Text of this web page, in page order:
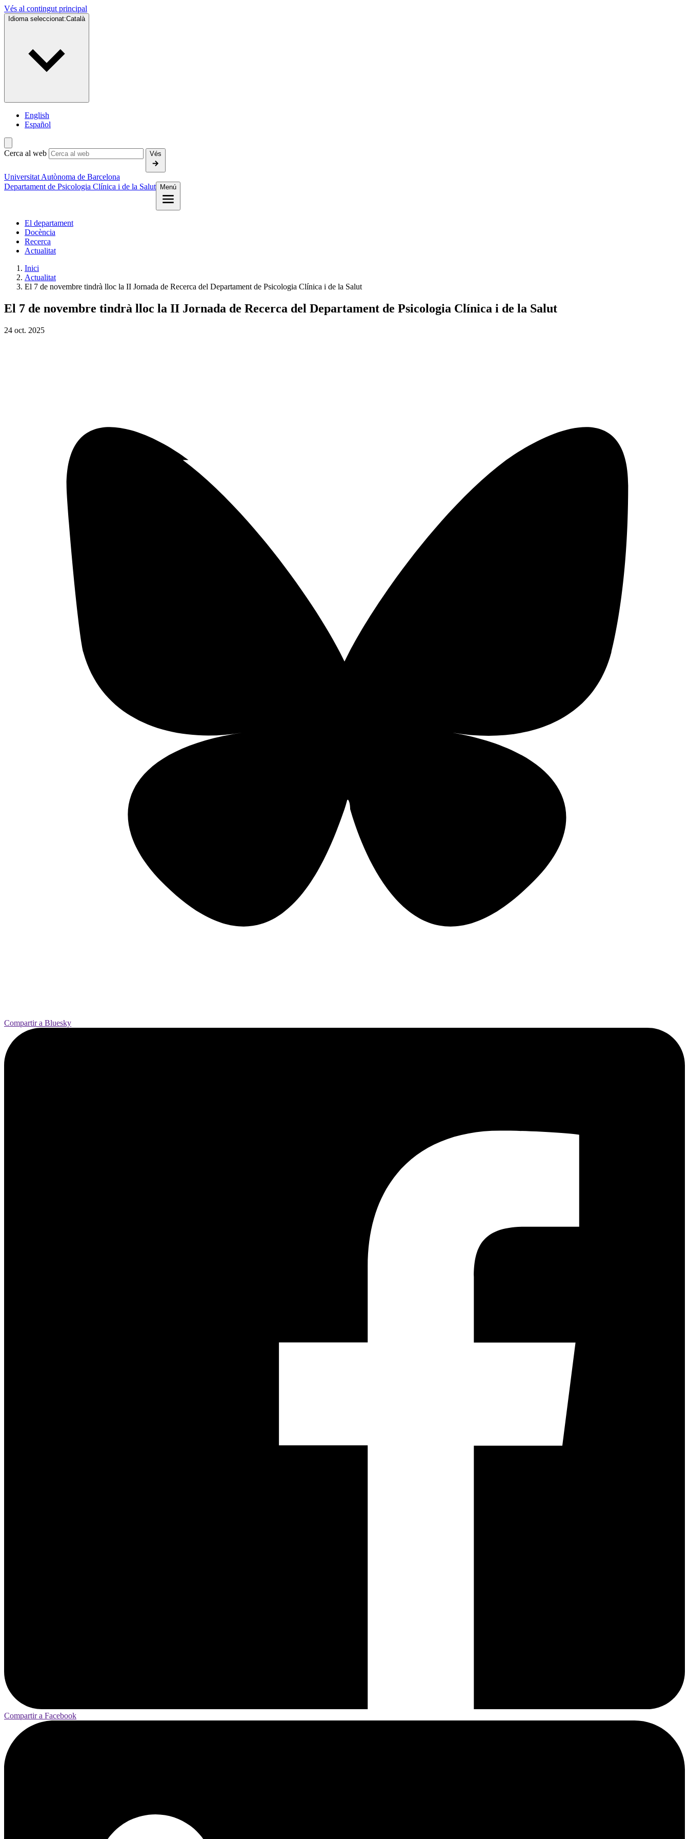
Vés al contingut principal
Idioma seleccionat:Català
English
Español
Cerca al web Vés
Universitat Autònoma de Barcelona
Departament de Psicologia Clínica i de la Salut
Menú
El departament
Docència
Recerca
Actualitat
Inici
Actualitat
El 7 de novembre tindrà lloc la II Jornada de Recerca del Departament de Psicologia Clínica i de la Salut
El 7 de novembre tindrà lloc la II Jornada de Recerca del Departament de Psicologia Clínica i de la Salut
24 oct. 2025
Compartir a Bluesky
Compartir a Facebook